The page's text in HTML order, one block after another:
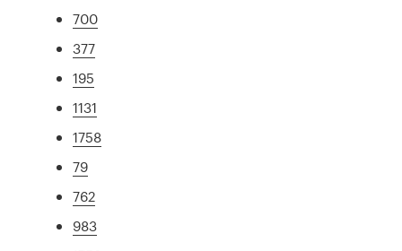
700
377
195
1131
1758
79
762
983